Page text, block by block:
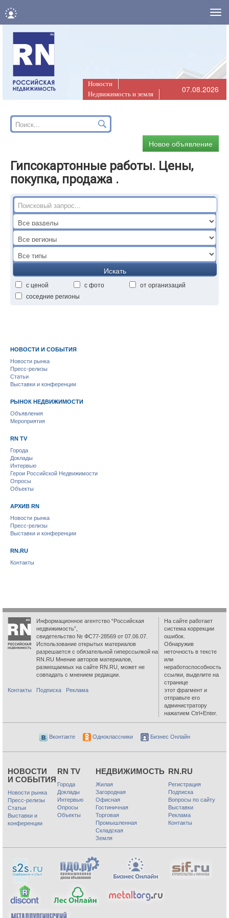
Новости
Недвижимость и земля
07.08.2026
Новое объявление
Гипсокартонные работы. Цены,
покупка, продажа .
Искать
с ценой с фото
от организаций
соседние регионы
НОВОСТИ И СОБЫТИЯ
Новости рынка
Пресс-релизы
Статьи
Выставки и конференции
РЫНОК НЕДВИЖИМОСТИ
Объявления
Мероприятия
RN TV
Города
Доклады
Интервью
Герои Российской Недвижимости
Опросы
Объекты
АРХИВ RN
Новости рынка
Пресс-релизы
Выставки и конференции
RN.RU
Контакты
Информационное агентство “Российская
недвижимость”,
свидетельство № ФС77-28569 от 07.06.07.
Использование открытых материалов
разрешается с обязательной гиперссылкой на
RN.RU Мнение авторов материалов,
размещаемых на сайте RN.RU, может не
совпадать с мнением редакции.
Контакты Подписка Реклама
На сайте работает
система коррекции
ошибок.
Обнаружив
неточность в тексте
или
неработоспособность
ссылки, выделите на
странице
этот фрагмент и
отправьте его
администратору
нажатием Ctrl+Enter.
Вконтакте Одноклассники Бизнес Онлайн
НОВОСТИ
И СОБЫТИЯ
Новости рынка
Пресс-релизы
Статьи
Выставки и
конференции
RN TV
Города
Доклады
Интервью
Опросы
Объекты
НЕДВИЖИМОСТЬ
Жилая
Загородная
Офисная
Гостиничная
Торговая
Промышленная
Складская
Земля
RN.RU
Регистрация
Подписка
Вопросы по сайту
Выставки
Реклама
Контакты